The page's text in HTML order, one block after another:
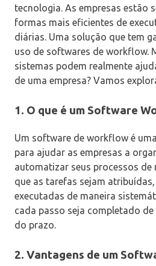
tecnologia. As empresas estão
formas mais eficientes de
diárias. Uma solução que tem
uso de softwares de workflow.
sistemas podem realmente
de uma empresa? Vamos
1. O que é um Software
Um software de workflow é
para ajudar as empresas a
automatizar seus processos de
que as tarefas sejam
executadas de maneira
cada passo seja completado
do prazo.
2. Vantagens de um